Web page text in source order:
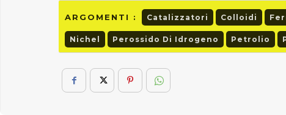
ARGOMENTI : Catalizzatori Colloidi
Nichel Perossido Di Idrogeno Petrolio